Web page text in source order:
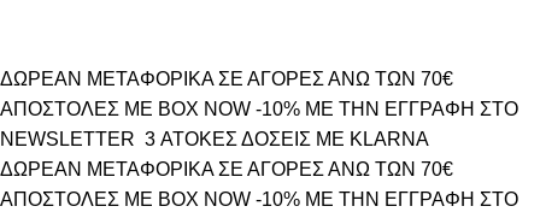
ΔΩΡΕΑΝ ΜΕΤΑΦΟΡΙΚΑ ΣΕ ΑΓΟΡΕΣ ΑΝΩ ΤΩΝ 70€
ΑΠΟΣΤΟΛΕΣ ΜΕ BOX NOW -10% ΜΕ ΤΗΝ ΕΓΓΡΑΦΗ ΣΤΟ
NEWSLETTER 3 ΑΤΟΚΕΣ ΔΟΣΕΙΣ ΜΕ KLARNA
ΔΩΡΕΑΝ ΜΕΤΑΦΟΡΙΚΑ ΣΕ ΑΓΟΡΕΣ ΑΝΩ ΤΩΝ 70€
ΑΠΟΣΤΟΛΕΣ ΜΕ BOX NOW -10% ΜΕ ΤΗΝ ΕΓΓΡΑΦΗ ΣΤΟ